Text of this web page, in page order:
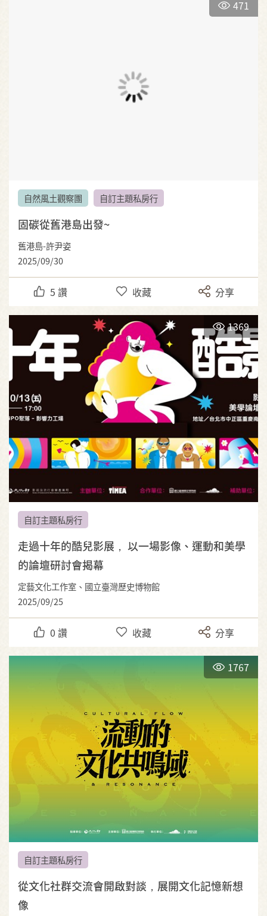
471
自然風土觀察團 自訂主題私房行
固碳從舊港島出發~
舊港島-許尹姿
2025/09/30
5 讚 收藏 分享
1369
自訂主題私房行
走過十年的酷兒影展， 以一場影像、運動和美學
的論壇研討會揭幕
定藝文化工作室、國立臺灣歷史博物館
2025/09/25
0 讚 收藏 分享
1767
自訂主題私房行
從文化社群交流會開啟對談，展開文化記憶新想
像